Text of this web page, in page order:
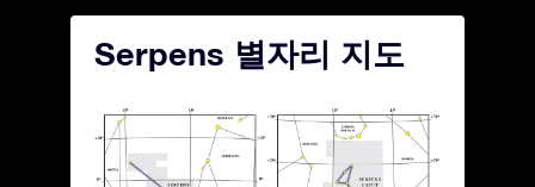
Serpens 별자리 지도